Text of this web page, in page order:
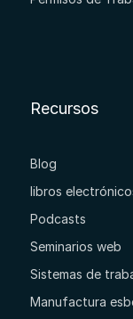
Recursos
Blog
libros
Podcasts
Seminarios web
Sistemas de
Manufactura